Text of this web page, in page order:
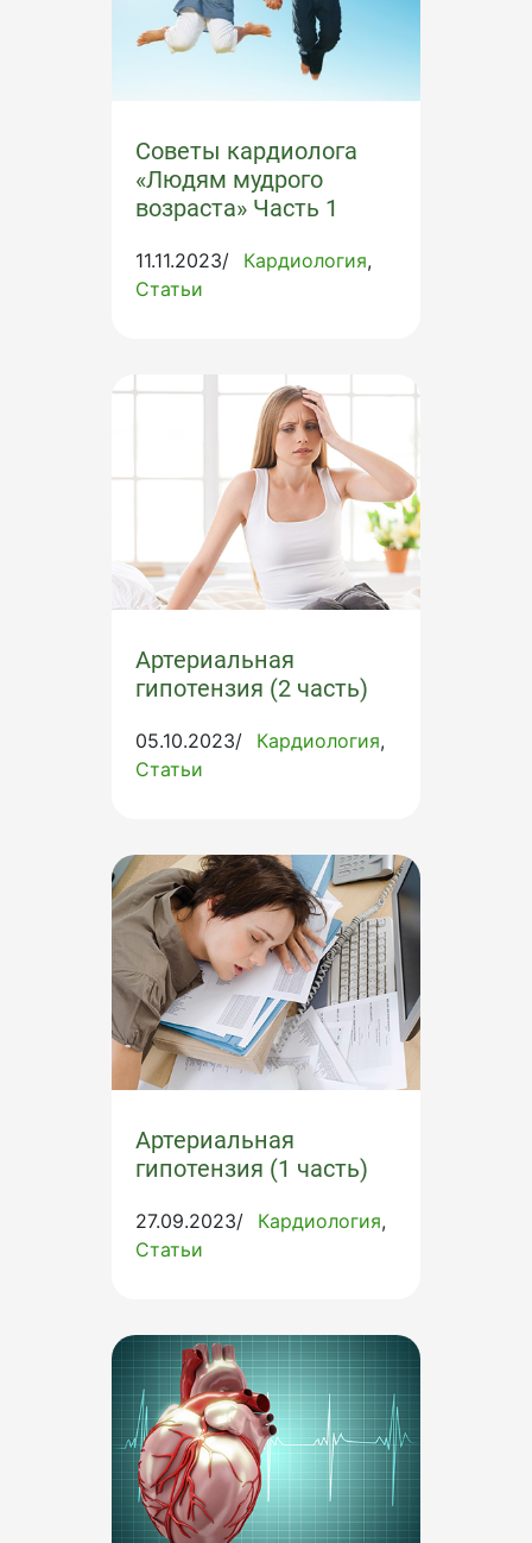
Советы кардиолога
«Людям мудрого
возраста» Часть 1
11.11.2023/
Кардиология
Статьи
Артериальная
гипотензия (2 часть)
05.10.2023/
Кардиология
Статьи
Артериальная
гипотензия (1 часть)
27.09.2023/
Кардиология
Статьи